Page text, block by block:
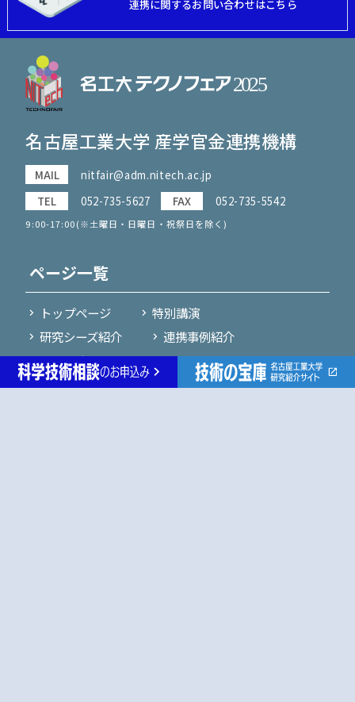
連携に関するお問い合わせはこちら
名古屋工業大学 産学官金連携機構
MAIL
nitfair@adm.nitech.ac.jp
TEL
052-735-5627 FAX 052-735-5542
9:00-17:00(※土曜日・日曜日・祝祭日を除く)
ページ一覧
トップページ
特別講演
研究シーズ紹介
連携事例紹介
特別講演アーカイブ
先進セラミックス研究センター